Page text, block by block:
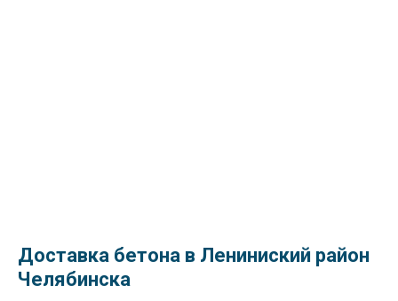
Доставка бетона в Лениниский район
Челябинска